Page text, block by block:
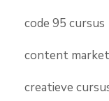
code 95 cursus
content
creatieve